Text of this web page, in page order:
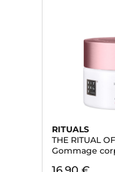
RITUALS
THE RITUAL
Gommage